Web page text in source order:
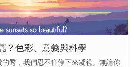
？色彩、意義與科學
秀，我們忍不住停下來凝視。無論你